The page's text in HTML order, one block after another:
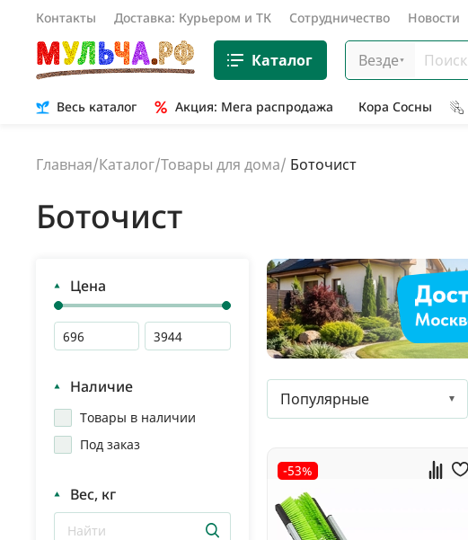
Контакты Доставка: Курьером и ТК Сотрудничество Новости
Каталог Везде
Весь каталог Акция: Мега распродажа Кора Сосны
Главная/Каталог/Товары для дома/ Боточист
Боточист
Цена
Наличие
Товары в наличии
Под заказ
Вес, кг
Популярные
-53%